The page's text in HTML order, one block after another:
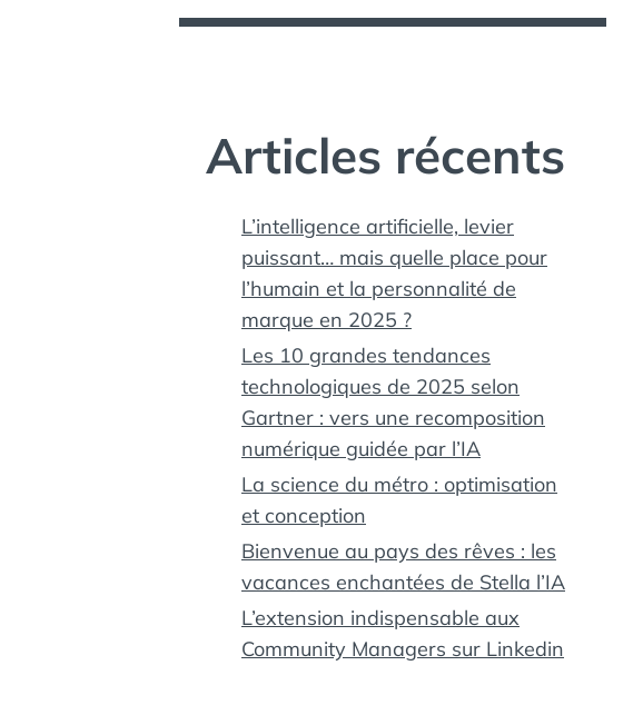
Articles récents
L’intelligence artificielle, levier
puissant… mais quelle place pour
l’humain et la personnalité de
marque en 2025 ?
Les 10 grandes tendances
technologiques de 2025 selon
Gartner : vers une recomposition
numérique guidée par l’IA
La science du métro : optimisation
et conception
Bienvenue au pays des rêves : les
vacances enchantées de Stella l’IA
L’extension indispensable aux
Community Managers sur Linkedin